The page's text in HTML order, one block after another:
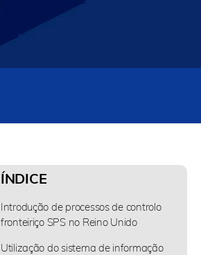
ÍNDICE
Introdução de processos de controlo
fronteiriço SPS no Reino Unido
Utilização do sistema de informação